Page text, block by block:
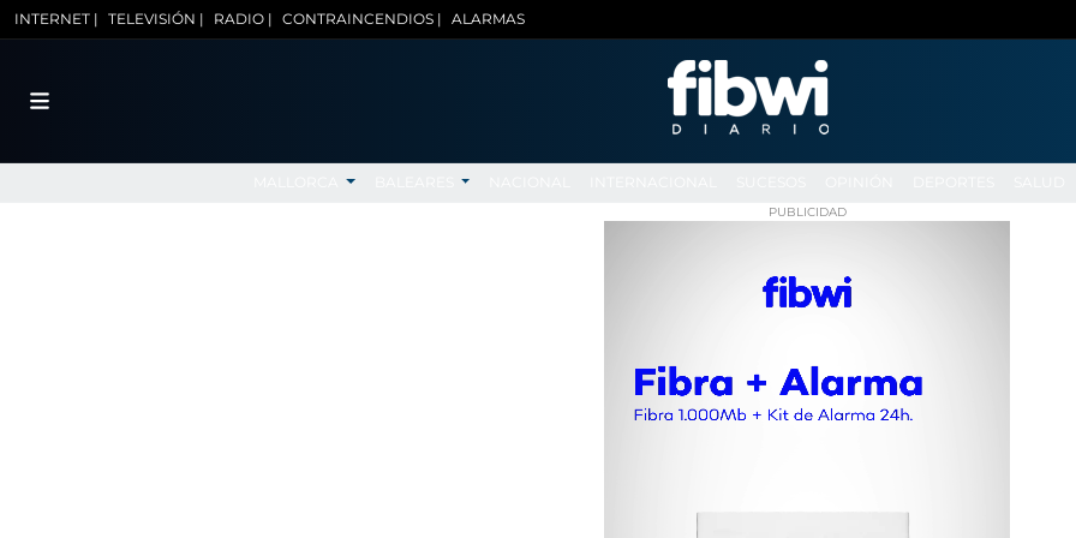
INTERNET | TELEVISIÓN | RADIO | CONTRAINCENDIOS | ALARMAS